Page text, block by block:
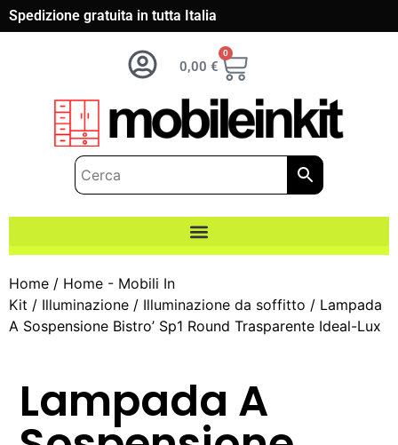
Spedizione gratuita in tutta Italia
0,00 €
0
Home / Home - Mobili In
Kit / Illuminazione / Illuminazione da soffitto / Lampada
A Sospensione Bistro’ Sp1 Round Trasparente Ideal-Lux
Lampada A